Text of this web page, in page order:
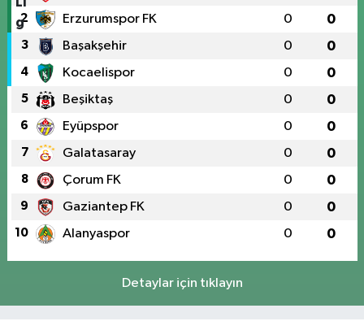
2 Erzurumspor FK 0 0
3 Başakşehir 0 0
4 Kocaelispor 0 0
5 Beşiktaş 0 0
6 Eyüpspor 0 0
7 Galatasaray 0 0
8 Çorum FK 0 0
9 Gaziantep FK 0 0
10 Alanyaspor 0 0
Detaylar için tıklayın